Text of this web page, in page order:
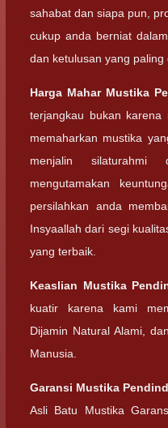
sahabat dan siapa pun,
cukup anda berniat
dan ketulusan yang paling
Harga Mahar Mustika
terjangkau bukan
memaharkan mustika
menjalin
mengutamakan
persilahkan anda
Insyaallah dari segi
yang terbaik.
Keaslian Mustika
kuatir karena kami
Dijamin Natural Alami,
Manusia.
Garansi Mustika
Asli Batu Mustika